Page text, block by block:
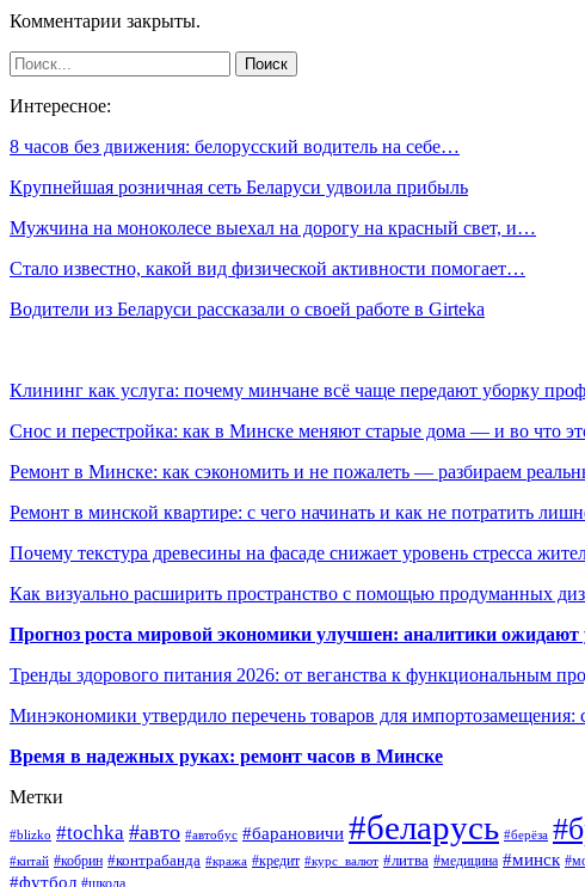
Комментарии закрыты.
Интересное:
8 часов без движения: белорусский водитель на себе…
Крупнейшая розничная сеть Беларуси удвоила прибыль
Мужчина на моноколесе выехал на дорогу на красный свет, и…
Стало известно, какой вид физической активности помогает…
Водители из Беларуси рассказали о своей работе в Girteka
Клининг как услуга: почему минчане всё чаще передают уборку
Снос и перестройка: как в Минске меняют старые дома — и во что
Ремонт в Минске: как сэкономить и не пожалеть — разбираем
Ремонт в минской квартире: с чего начинать и как не потратить
Почему текстура древесины на фасаде снижает уровень стресса
Как визуально расширить пространство с помощью продуманных
Прогноз роста мировой экономики улучшен: аналитики ожидают
Тренды здорового питания 2026: от веганства к функциональным
Минэкономики утвердило перечень товаров для
Время в надежных руках: ремонт часов в Минске
Метки
#blizko #tochka #авто #автобус #барановичи #беларусь #берёза
#китай #кобрин #контрабанда #кража #кредит #курс_валют #литва #медицина #минск
#футбол #школа